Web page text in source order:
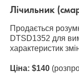
Лічильник
Продається
DTSD1352 для
характеристик
Ціна: $140